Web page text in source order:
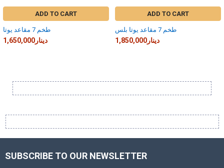
ADD TO CART
طخم 7 مقاعد يوتا
1,650,000دينار
ADD TO CART
طخم 7 مقاعد يوتا بلس
1,850,000دينار
Footer
SUBSCRIBE TO OUR NEWSLETTER